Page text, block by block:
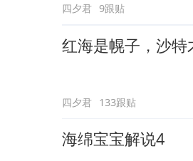
四夕君 9跟贴
红海是幌子，沙特
四夕君 133跟贴
海绵宝宝解说4